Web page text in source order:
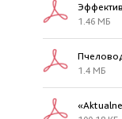
1.46 МБ
1.4 МБ